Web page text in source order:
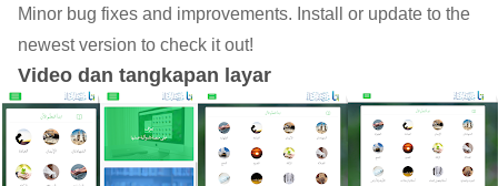
Minor bug fixes and improvements. Install or update to the
newest version to check it out!
Video dan tangkapan layar